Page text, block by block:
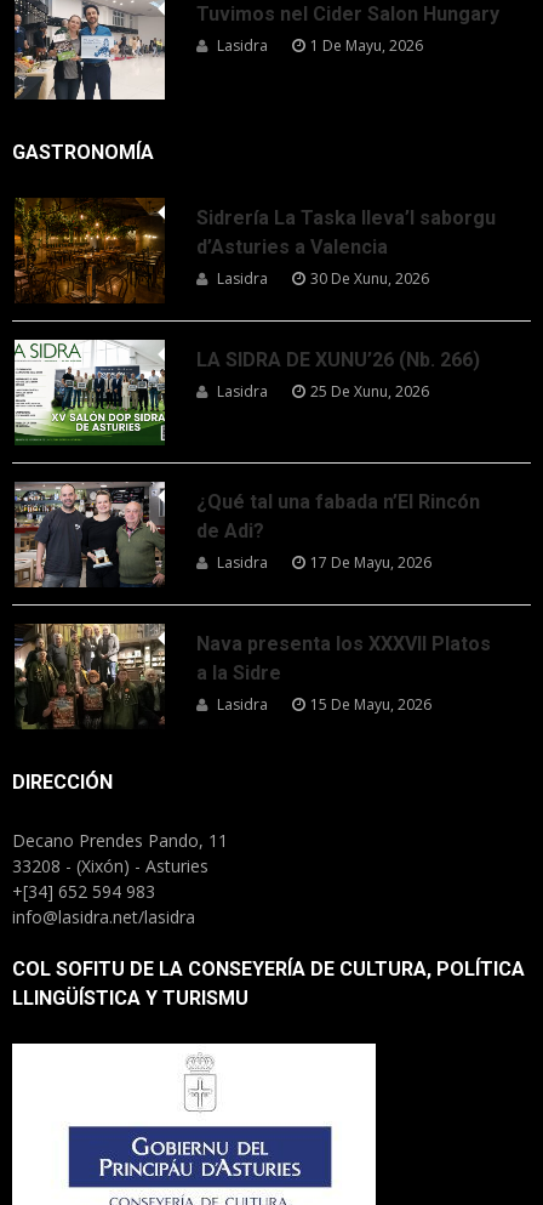
Tuvimos nel Cider Salon Hungary
Lasidra 1 De Mayu, 2026
GASTRONOMÍA
Sidrería La Taska lleva’l saborgu
d’Asturies a Valencia
Lasidra 30 De Xunu, 2026
LA SIDRA DE XUNU’26 (Nb. 266)
Lasidra 25 De Xunu, 2026
¿Qué tal una fabada n’El Rincón
de Adi?
Lasidra 17 De Mayu, 2026
Nava presenta los XXXVII Platos
a la Sidre
Lasidra 15 De Mayu, 2026
DIRECCIÓN
Decano Prendes Pando, 11
33208 - (Xixón) - Asturies
+[34] 652 594 983
info@lasidra.net/lasidra
COL SOFITU DE LA CONSEYERÍA DE CULTURA, POLÍTICA
LLINGÜÍSTICA Y TURISMU